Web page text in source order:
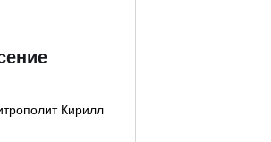
Кирилл